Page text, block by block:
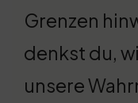
Grenzen
denkst du,
unsere